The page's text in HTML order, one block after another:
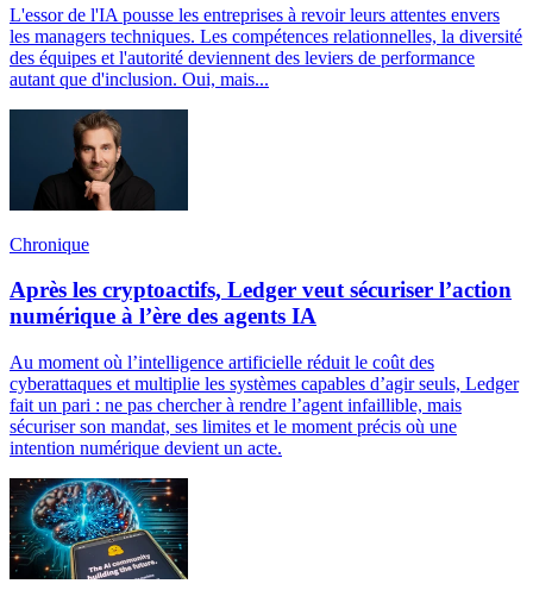
L'essor de l'IA pousse les entreprises à revoir leurs attentes envers
les managers techniques. Les compétences relationnelles, la diversité
des équipes et l'autorité deviennent des leviers de performance
autant que d'inclusion. Oui, mais...
Chronique
Après les cryptoactifs, Ledger veut sécuriser l’action
numérique à l’ère des agents IA
Au moment où l’intelligence artificielle réduit le coût des
cyberattaques et multiplie les systèmes capables d’agir seuls, Ledger
fait un pari : ne pas chercher à rendre l’agent infaillible, mais
sécuriser son mandat, ses limites et le moment précis où une
intention numérique devient un acte.